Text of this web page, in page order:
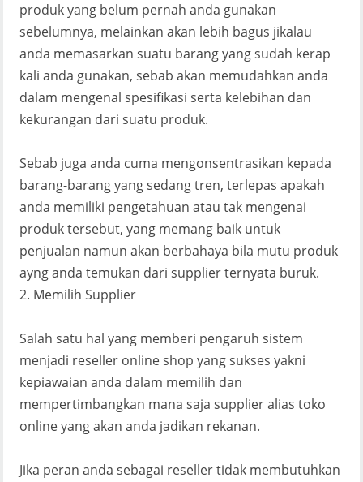
produk yang belum pernah anda gunakan
sebelumnya, melainkan akan lebih bagus jikalau
anda memasarkan suatu barang yang sudah kerap
kali anda gunakan, sebab akan memudahkan anda
dalam mengenal spesifikasi serta kelebihan dan
kekurangan dari suatu produk.
Sebab juga anda cuma mengonsentrasikan kepada
barang-barang yang sedang tren, terlepas apakah
anda memiliki pengetahuan atau tak mengenai
produk tersebut, yang memang baik untuk
penjualan namun akan berbahaya bila mutu produk
ayng anda temukan dari supplier ternyata buruk.
2. Memilih Supplier
Salah satu hal yang memberi pengaruh sistem
menjadi reseller online shop yang sukses yakni
kepiawaian anda dalam memilih dan
mempertimbangkan mana saja supplier alias toko
online yang akan anda jadikan rekanan.
Jika peran anda sebagai reseller tidak membutuhkan